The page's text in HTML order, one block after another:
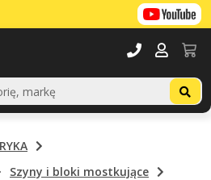
Szyny i bloki mostkujące